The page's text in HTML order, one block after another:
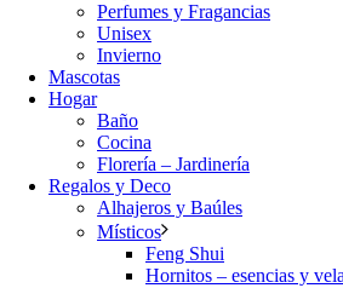
Perfumes y Fragancias
Unisex
Invierno
Mascotas
Hogar
Baño
Cocina
Florería – Jardinería
Regalos y Deco
Alhajeros y Baúles
Místicos
Feng Shui
Hornitos – esencias y